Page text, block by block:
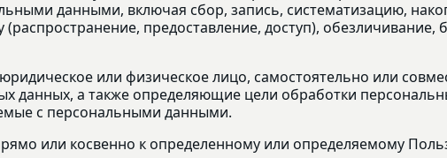
данными, включая сбор, запись, систематизацию,
предоставление, доступ), обезличивание,
или физическое лицо, самостоятельно или
а также определяющие цели обработки
с персональными данными.
или косвенно к определенному или определяемому